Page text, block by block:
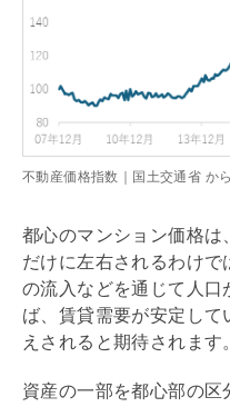
不動産価格指数｜国土交通省 か
都心のマンション価格は
だけに左右されるわけで
の流入などを通じて人
ば、賃貸需要が安定し
えされると期待されます
資産の一部を都心部の区